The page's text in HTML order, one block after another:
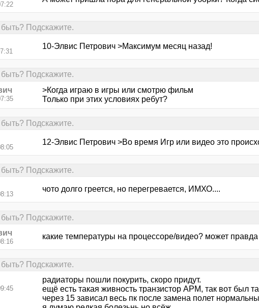
Подскажите.
10-Элвис Петрович >Максимум месяц назад!
Подскажите.
>Когда играю в игры или смотрю фильм
Только при этих условиях ребут?
Подскажите.
12-Элвис Петрович >Во время Игр или видео это
Подскажите.
чото долго греется, но перегревается, ИМХО....
Подскажите.
какие температуры на процессоре/видео? может
Подскажите.
радиаторы пошли покурить, скоро придут.
ещё есть такая живность транзистор АРМ, так вот был
через 15 зависал весь пк после замена полет